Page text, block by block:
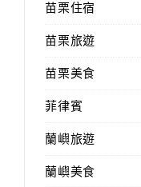
苗栗住宿
苗栗旅遊
苗栗美食
菲律賓
蘭嶼旅遊
蘭嶼美食